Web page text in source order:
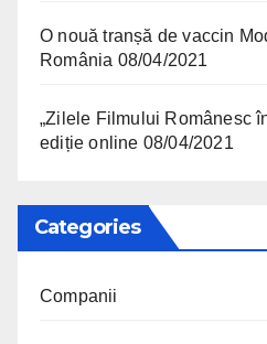
O nouă tranșă de vaccin
România 08/04/2021
„Zilele Filmului Românesc
ediție online 08/04/2021
Categories
Companii